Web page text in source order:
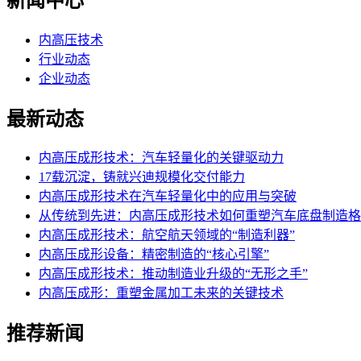
内高压技术
行业动态
企业动态
最新动态
内高压成形技术：汽车轻量化的关键驱动力
17载沉淀，铸就兴迪规模化交付能力
内高压成形技术在汽车轻量化中的应用与突破
从传统到先进：内高压成形技术如何重塑汽车底盘制造
内高压成形技术：航空航天领域的“制造利器”
内高压成形设备：精密制造的“核心引擎”
内高压成形技术：推动制造业升级的“无形之手”
内高压成形：重塑金属加工未来的关键技术
推荐新闻